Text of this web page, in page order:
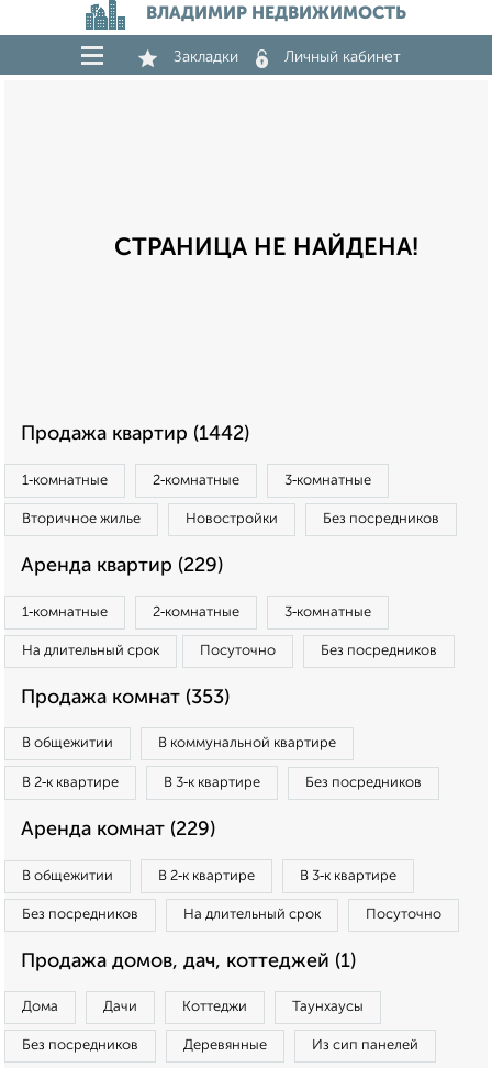
ВЛАДИМИР НЕДВИЖИМОСТЬ
Закладки Личный кабинет
СТРАНИЦА НЕ НАЙДЕНА!
Продажа квартир (1442)
1‑комнатные 2‑комнатные 3‑комнатные
Вторичное жилье Новостройки Без посредников
Аренда квартир (229)
1‑комнатные 2‑комнатные 3‑комнатные
На длительный срок Посуточно Без посредников
Продажа комнат (353)
В общежитии В коммунальной квартире
В 2‑к квартире В 3‑к квартире Без посредников
Аренда комнат (229)
В общежитии В 2‑к квартире В 3‑к квартире
Без посредников На длительный срок Посуточно
Продажа домов, дач, коттеджей (1)
Дома Дачи Коттеджи Таунхаусы
Без посредников Деревянные Из сип панелей